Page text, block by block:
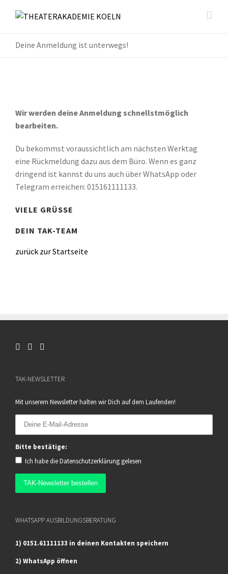
Deine Anmeldung ist unterwegs!
Wir werden deine Anmeldung schnellstmöglich
bearbeiten.
Du bekommst voraussichtlich am nächsten Werktag
eine Rückmeldung dazu aus dem Büro. Wenn es ganz
dringend ist kannst du uns auch über WhatsApp oder
Telegram erreichen: 015161111133.
VIELE GRÜSSE
DEIN TAK-TEAM
zurück zur Startseite
TAK-NEWSLETTER
Mit unserem Newsletter halten wir Dich auf dem Laufenden!
Bitte bestätige:
Ich habe dieDatenschutzerklärung gelesen
WHATSAPP AUSBILDUNGSBERATUNG
1) 0151.61111133 in deinen Kontakten speichern
2) WhatsApp öffnen